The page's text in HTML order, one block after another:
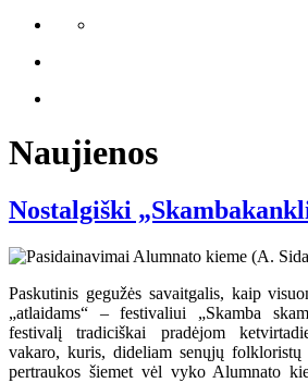
Naujienos
Nostalgiški
Paskutinis gegužės savaitgalis, kaip
„atlaidams“ – festivaliui „Skamba
festivalį tradiciškai pradėjom
vakaro, kuris, dideliam senųjų folkloristų
pertraukos šiemet vėl vyko Alumnato